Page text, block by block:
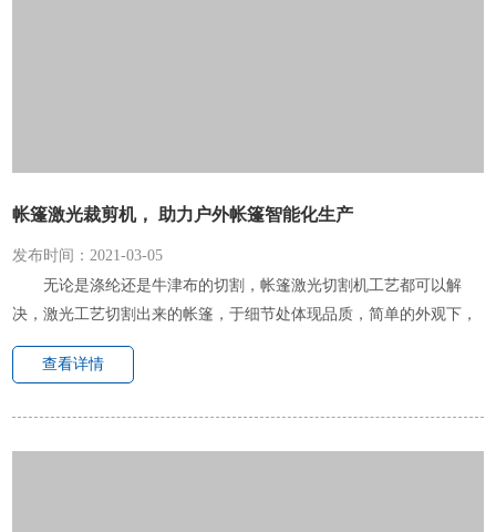
帐篷激光裁剪机， 助力户外帐篷智能化生产
发布时间：2021-03-05
无论是涤纶还是牛津布的切割，帐篷激光切割机工艺都可以解
决，激光工艺切割出来的帐篷，于细节处体现品质，简单的外观下，
融入了激光裁剪技术，使户外运动融入时尚感。激光裁剪机对于切割
准确性与效率性的方面较为精...
查看详情